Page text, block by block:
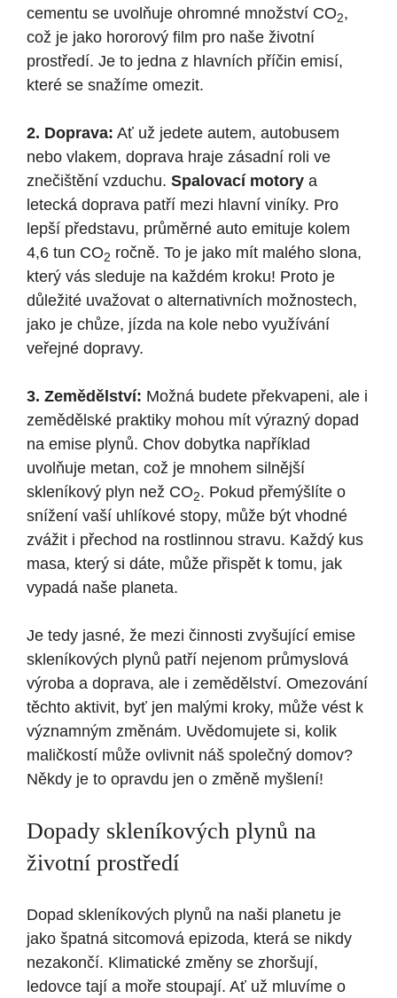
cementu se uvolňuje ohromné množství CO2,
což je jako hororový film pro naše životní
prostředí. Je to jedna z hlavních příčin emisí,
které se snažíme omezit.
2. Doprava: Ať už jedete autem, autobusem
nebo vlakem, doprava hraje zásadní roli ve
znečištění vzduchu. Spalovací motory a
letecká doprava patří mezi hlavní viníky. Pro
lepší představu, průměrné auto emituje kolem
4,6 tun CO2 ročně. To je jako mít malého slona,
který vás sleduje na každém kroku! Proto je
důležité uvažovat o alternativních možnostech,
jako je chůze, jízda na kole nebo využívání
veřejné dopravy.
3. Zemědělství: Možná budete překvapeni, ale i
zemědělské praktiky mohou mít výrazný dopad
na emise plynů. Chov dobytka například
uvolňuje metan, což je mnohem silnější
skleníkový plyn než CO2. Pokud přemýšlíte o
snížení vaší uhlíkové stopy, může být vhodné
zvážit i přechod na rostlinnou stravu. Každý kus
masa, který si dáte, může přispět k tomu, jak
vypadá naše planeta.
Je tedy jasné, že mezi činnosti zvyšující emise
skleníkových plynů patří nejenom průmyslová
výroba a doprava, ale i zemědělství. Omezování
těchto aktivit, byť jen malými kroky, může vést k
významným změnám. Uvědomujete si, kolik
maličkostí může ovlivnit náš společný domov?
Někdy je to opravdu jen o změně myšlení!
Dopady skleníkových plynů na
životní prostředí
Dopad skleníkových plynů na naši planetu je
jako špatná sitcomová epizoda, která se nikdy
nezakončí. Klimatické změny se zhoršují,
ledovce tají a moře stoupají. Ať už mluvíme o